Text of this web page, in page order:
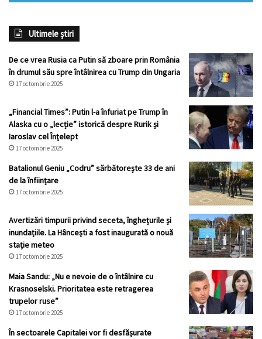
Ultimele știri
De ce vrea Rusia ca Putin să zboare prin România
în drumul său spre întâlnirea cu Trump din Ungaria
17 octombrie 2025
„Financial Times”: Putin l-a înfuriat pe Trump în
Alaska cu o „lecție” istorică despre Rurik și
Iaroslav cel Înțelept
17 octombrie 2025
Batalionul Geniu „Codru” sărbătorește 33 de ani
de la înființare
17 octombrie 2025
Avertizări timpurii privind seceta, înghețurile și
inundațiile. La Hâncești a fost inaugurată o nouă
stație meteo
17 octombrie 2025
Maia Sandu: „Nu e nevoie de o întâlnire cu
Krasnoselski. Prioritatea este retragerea
trupelor ruse”
17 octombrie 2025
În sectoarele Capitalei vor fi desfășurate